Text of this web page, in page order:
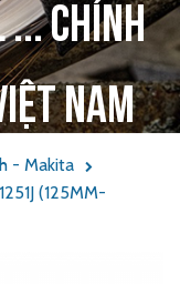
... chính
Nam
- Makita
(125MM-